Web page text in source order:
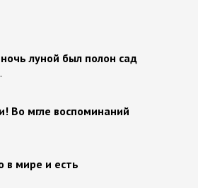
луной был полон сад
Во мгле воспоминаний
в мире и есть